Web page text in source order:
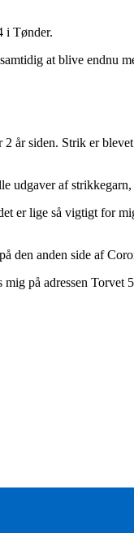
i Tønder.
at blive endnu
år siden. Strik er
udgaver af
er lige så vigtigt for
den anden side af
på adressen Torvet